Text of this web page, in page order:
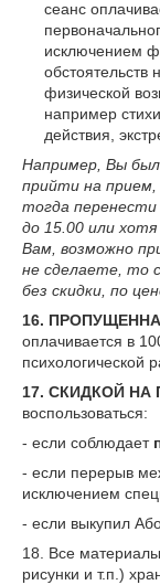
сеанс
исключением
физической
например
действия,
Например, Вы
прийти на прием,
тогда перенести
до 15.00 или
Вам, возможно
не сделаете, то
без скидки, по
16.
оплачивается в
психологической
17. СКИДКОЙ
воспользоваться:
- если соблюдает
- если перерыв
исключением
- если выкупил
18. Все
рисунки и т.п.)